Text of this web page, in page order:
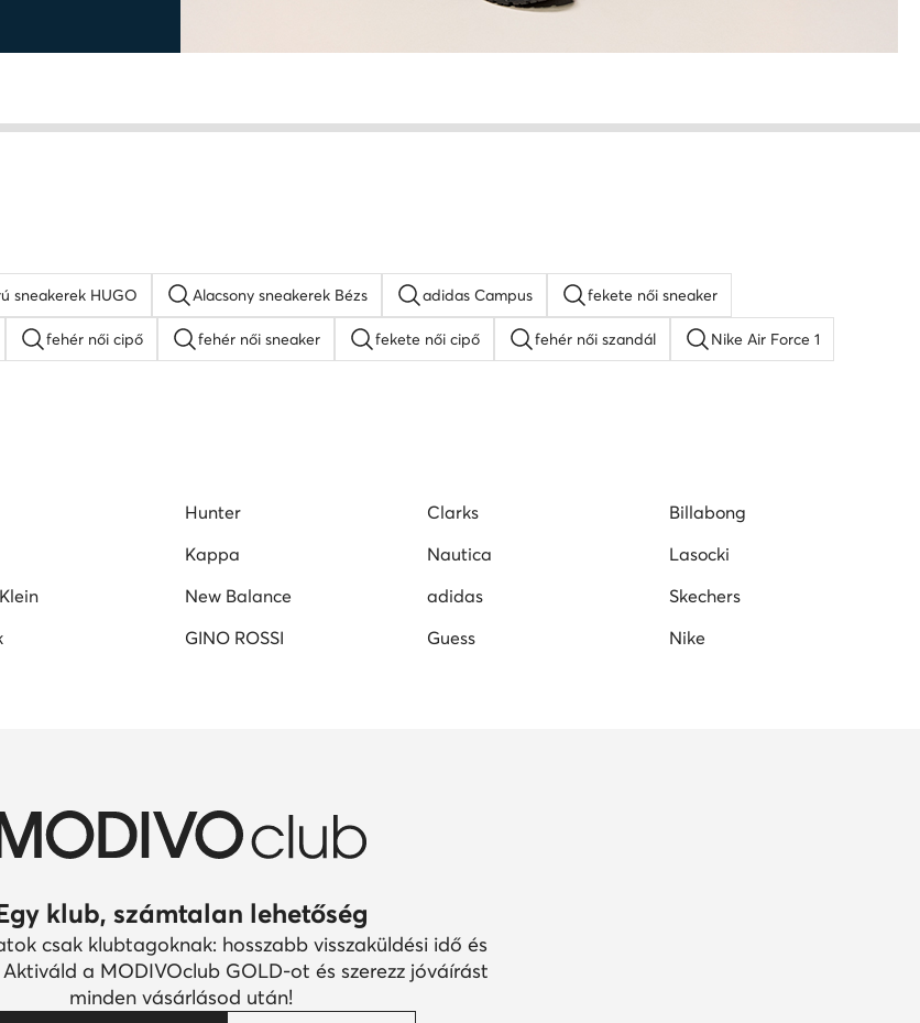
sneakerek HUGO Alacsony sneakerek Bézs adidas Campus fekete női sneaker
fehér női cipő fehér női sneaker fekete női cipő fehér női szandál Nike Air Force 1
Hunter Clarks
Billabong
Kappa Nautica
Lasocki
New Balance adidas
Skechers
GINO ROSSI Guess Nike
klub, számtalan lehetőség
csak klubtagoknak: hosszabb visszaküldési idő és
a MODIVOclub GOLD-ot és szerezz jóváírást
minden vásárlásod után!